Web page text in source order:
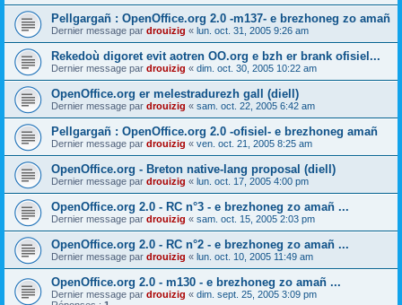
Pellgargañ : OpenOffice.org 2.0 -m137- e brezhoneg zo amañ
Dernier message par drouizig « lun. oct. 31, 2005 9:26 am
Rekedoù digoret evit aotren OO.org e bzh er brank ofisiel...
Dernier message par drouizig « dim. oct. 30, 2005 10:22 am
OpenOffice.org er melestradurezh gall (diell)
Dernier message par drouizig « sam. oct. 22, 2005 6:42 am
Pellgargañ : OpenOffice.org 2.0 -ofisiel- e brezhoneg amañ
Dernier message par drouizig « ven. oct. 21, 2005 8:25 am
OpenOffice.org - Breton native-lang proposal (diell)
Dernier message par drouizig « lun. oct. 17, 2005 4:00 pm
OpenOffice.org 2.0 - RC n°3 - e brezhoneg zo amañ ...
Dernier message par drouizig « sam. oct. 15, 2005 2:03 pm
OpenOffice.org 2.0 - RC n°2 - e brezhoneg zo amañ ...
Dernier message par drouizig « lun. oct. 10, 2005 11:49 am
OpenOffice.org 2.0 - m130 - e brezhoneg zo amañ ...
Dernier message par drouizig « dim. sept. 25, 2005 3:09 pm